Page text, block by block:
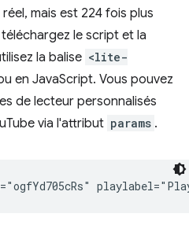
mais est 224 fois plus
le script et la
la balise <lite-
en JavaScript. Vous pouvez
de lecteur personnalisés
via l'attribut params .